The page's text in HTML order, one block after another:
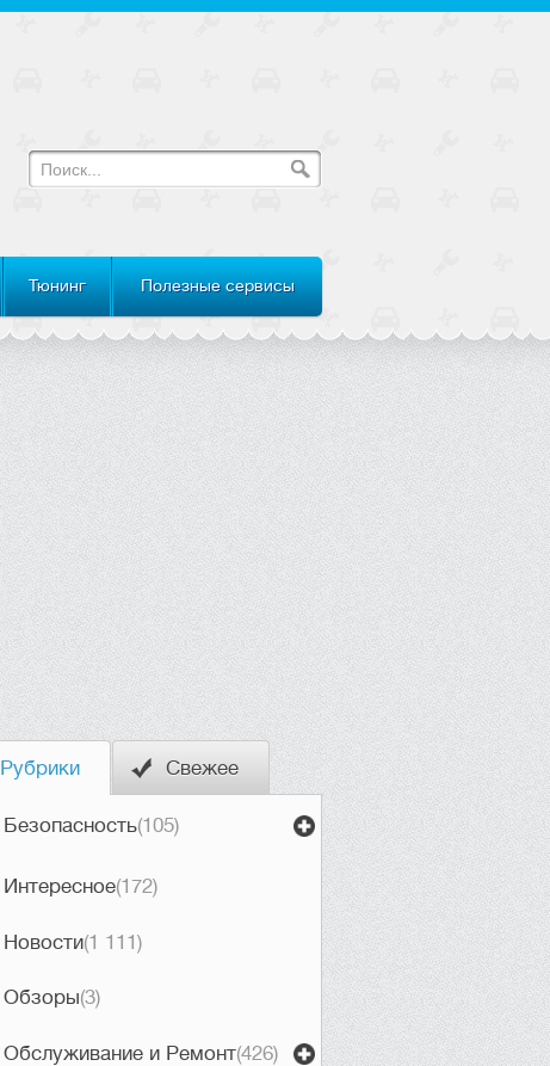
Тюнинг Полезные сервисы
Рубрики Свежее
Безопасность(105)
Интересное(172)
Новости(1 111)
Обзоры(3)
Обслуживание и Ремонт(426)